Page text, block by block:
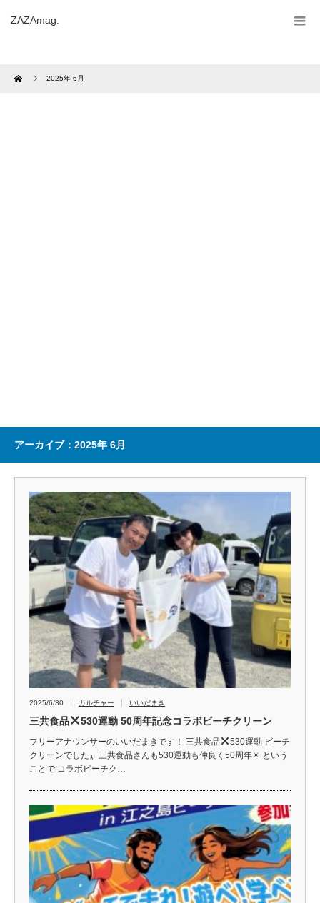
ZAZAmag.
Home 2025年 6月
アーカイブ：2025年 6月
2025/6/30 カルチャー いいだまき
三共食品 530運動 50周年記念コラボビーチクリーン
フリーアナウンサーのいいだまきです！ 三共食品
530運動 ビーチ
クリーンでした⁎ ⁡ 三共食品さんも530運動も仲良く50周年☀︎ という
ことで コラボビーチク…